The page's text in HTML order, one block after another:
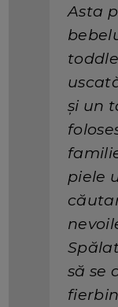
Asta
și un
piele
să se